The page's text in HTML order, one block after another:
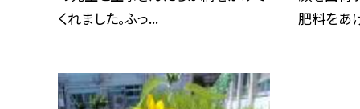
くれました。ふっ...
肥料をあ